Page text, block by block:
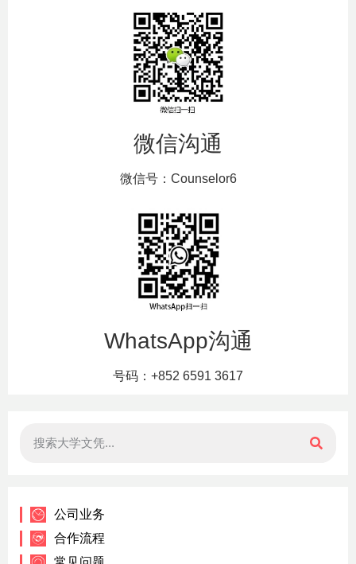
微信沟通
微信号：Counselor6
WhatsApp沟通
号码：+852 6591 3617
公司业务
合作流程